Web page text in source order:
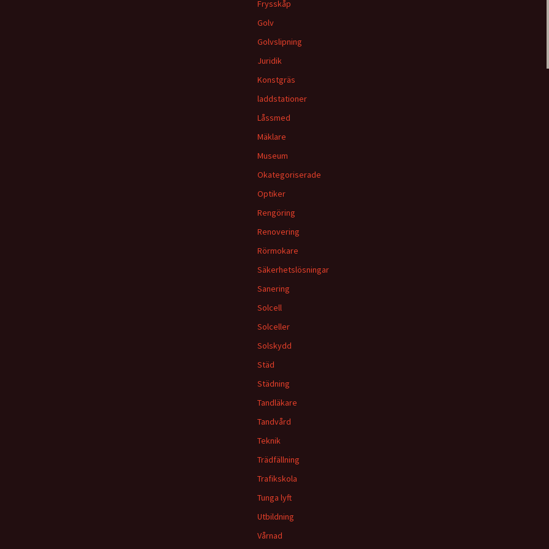
Frysskåp
Golv
Golvslipning
Juridik
Konstgräs
laddstationer
Låssmed
Mäklare
Museum
Okategoriserade
Optiker
Rengöring
Renovering
Rörmokare
Säkerhetslösningar
Sanering
Solcell
Solceller
Solskydd
Städ
Städning
Tandläkare
Tandvård
Teknik
Trädfällning
Trafikskola
Tunga lyft
Utbildning
Vårnad